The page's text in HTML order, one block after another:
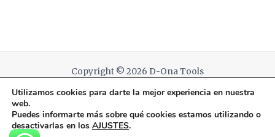
Copyright © 2026 D-Ona Tools
Powered by D-Ona Tools
Utilizamos cookies para darte la mejor experiencia en nuestra
web.
Puedes informarte más sobre qué cookies estamos utilizando o
desactivarlas en los AJUSTES.